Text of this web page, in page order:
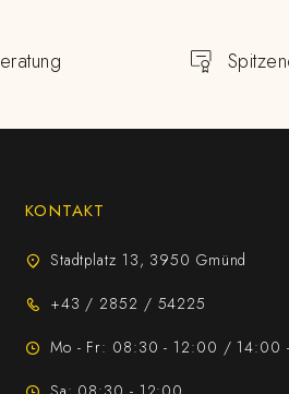
KONTAKT
Stadtplatz 13, 3950 Gmünd
+43 / 2852 / 54225
Mo - Fr: 08:30 - 12:00 / 14:00